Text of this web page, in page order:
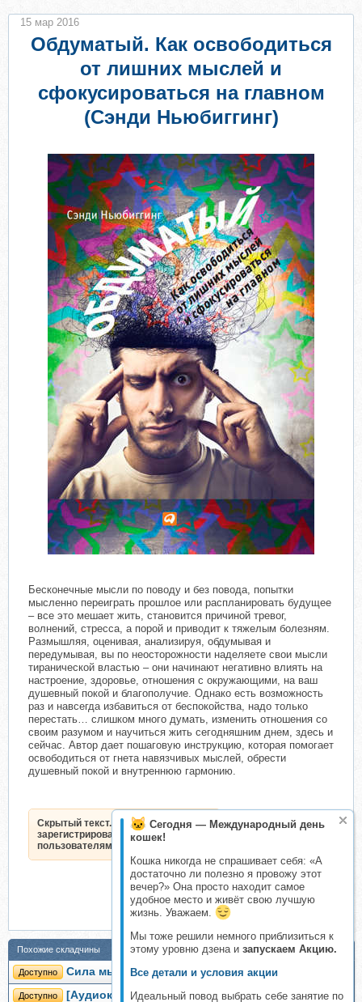
Сегодня — Международный день
кошек!
Кошка никогда не спрашивает себя: «А
достаточно ли полезно я провожу этот
вечер?» Она просто находит самое
удобное место и живёт свою лучшую
жизнь. Уважаем.
Мы тоже решили немного приблизиться к
этому уровню дзена и запускаем Акцию.
Все детали и условия акции
Идеальный повод выбрать себе занятие по
Обдуматый. Как освободиться
от лишних мыслей и
сфокусироваться на главном
(Сэнди Ньюбиггинг)
Бесконечные мысли по поводу и без повода, попытки
мысленно переиграть прошлое или распланировать будущее
– все это мешает жить, становится причиной тревог,
волнений, стресса, а порой и приводит к тяжелым болезням.
Размышляя, оценивая, анализируя, обдумывая и
передумывая, вы по неосторожности наделяете свои мысли
тиранической властью – они начинают негативно влиять на
настроение, здоровье, отношения с окружающими, на ваш
душевный покой и благополучие. Однако есть возможность
раз и навсегда избавиться от беспокойства, надо только
перестать… слишком много думать, изменить отношения со
своим разумом и научиться жить сегодняшним днем, здесь и
сейчас. Автор дает пошаговую инструкцию, которая помогает
освободиться от гнета навязчивых мыслей, обрести
душевный покой и внутреннюю гармонию.
Скрытый текст. Доступен только
зарегистрированным
пользователям.
15 мар 2016
Похожие складчины
Доступно Сила мысли (Александр Палиенко)
Доступно [Аудиокнига] Путь минималиста. Как выбрать